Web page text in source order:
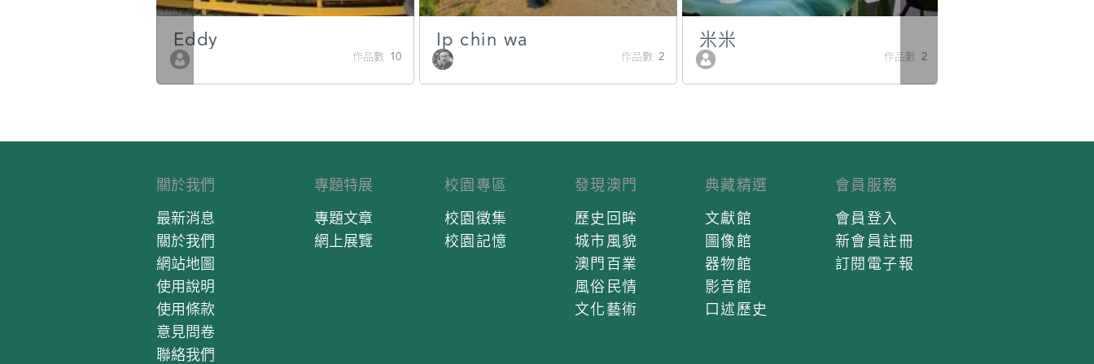
Eddy
作品數 10
Ip chin wa
作品數 2
米米
作品數 2
關於我們
最新消息
關於我們
網站地圖
使用說明
使用條款
意見問卷
聯絡我們
專題特展
專題文章
網上展覽
校園專區
校園徵集
校園記憶
發現澳門
歷史回眸
城市風貌
澳門百業
風俗民情
文化藝術
典藏精選
文獻館
圖像館
器物館
影音館
口述歷史
會員服務
會員登入
新會員註冊
訂閱電子報